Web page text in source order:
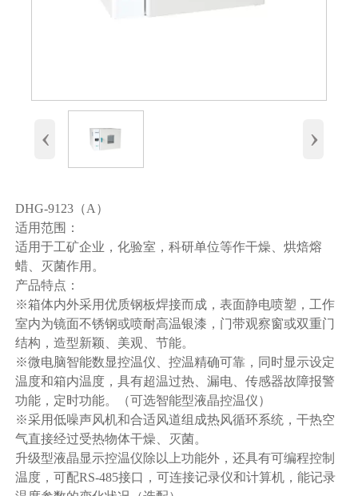
‹ ›
DHG-9123（A）
适用范围：
适用于工矿企业，化验室，科研单位等作干燥、烘焙熔
蜡、灭菌作用。
产品特点：
※箱体内外采用优质钢板焊接而成，表面静电喷塑，工作
室内为镜面不锈钢或喷耐高温银漆，门带观察窗或双重门
结构，造型新颖、美观、节能。
※微电脑智能数显控温仪、控温精确可靠，同时显示设定
温度和箱内温度，具有超温过热、漏电、传感器故障报警
功能，定时功能。（可选智能型液晶控温仪）
※采用低噪声风机和合适风道组成热风循环系统，干热空
气直接经过受热物体干燥、灭菌。
升级型液晶显示控温仪除以上功能外，还具有可编程控制
温度，可配RS-485接口，可连接记录仪和计算机，能记录